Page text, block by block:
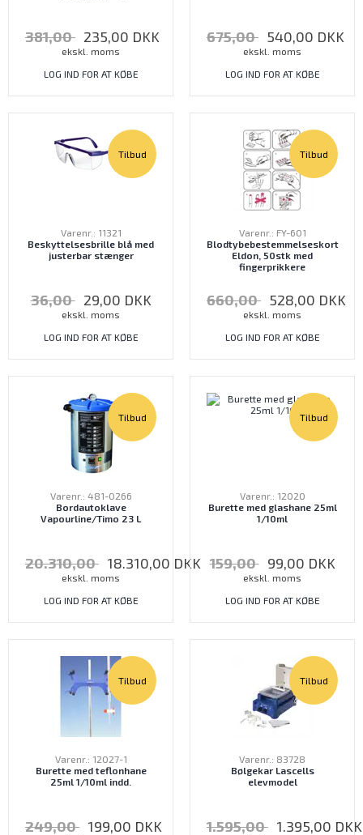
381,00 235,00 DKK
ekskl. moms
LOG IND FOR AT KØBE
675,00 540,00 DKK
ekskl. moms
LOG IND FOR AT KØBE
Tilbud
Varenr.: 11321
Beskyttelsesbrille blå med
justerbar stænger
36,00 29,00 DKK
ekskl. moms
LOG IND FOR AT KØBE
Tilbud
Varenr.: FY-601
Blodtybebestemmelseskort
Eldon, 50stk med
fingerprikkere
660,00 528,00 DKK
ekskl. moms
LOG IND FOR AT KØBE
Tilbud
Varenr.: 481-0266
Bordautoklave
Vapourline/Timo 23 L
20.310,00 18.310,00 DKK
ekskl. moms
LOG IND FOR AT KØBE
Tilbud
Varenr.: 12020
Burette med glashane 25ml
1/10ml
159,00 99,00 DKK
ekskl. moms
LOG IND FOR AT KØBE
Tilbud
Varenr.: 12027-1
Burette med teflonhane
25ml 1/10ml indd.
249,00 199,00 DKK
Tilbud
Varenr.: 83728
Bølgekar Lascells
elevmodel
1.595,00 1.395,00 DKK